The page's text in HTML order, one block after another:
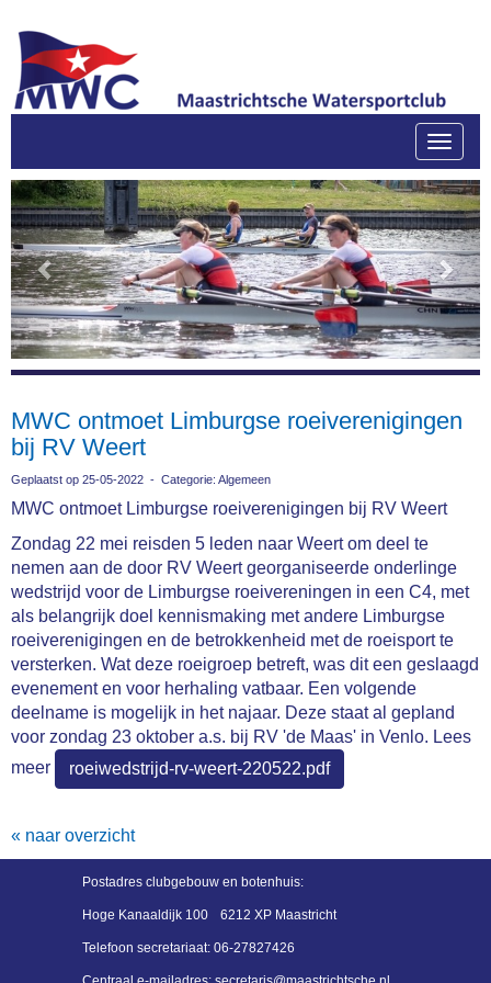
Previous Next
MWC ontmoet Limburgse roeiverenigingen
bij RV Weert
Geplaatst op 25-05-2022 - Categorie: Algemeen
MWC ontmoet Limburgse roeiverenigingen bij RV Weert
Zondag 22 mei reisden 5 leden naar Weert om deel te
nemen aan de door RV Weert georganiseerde onderlinge
wedstrijd voor de Limburgse roeivereningen in een C4, met
als belangrijk doel kennismaking met andere Limburgse
roeiverenigingen en de betrokkenheid met de roeisport te
versterken. Wat deze roeigroep betreft, was dit een geslaagd
evenement en voor herhaling vatbaar. Een volgende
deelname is mogelijk in het najaar. Deze staat al gepland
voor zondag 23 oktober a.s. bij RV 'de Maas' in Venlo. Lees
meer
roeiwedstrijd-rv-weert-220522.pdf
« naar overzicht
Postadres clubgebouw en botenhuis:
Hoge Kanaaldijk 100 6212 XP Maastricht
Telefoon secretariaat: 06-27827426